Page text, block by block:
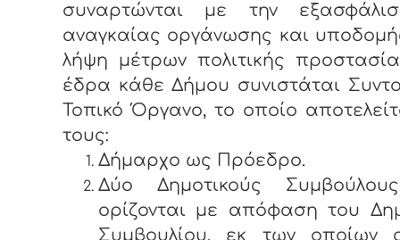
συναρτώνται με την
αναγκαίας οργάνωσης και
λήψη μέτρων πολιτικής
έδρα κάθε Δήμου συνιστάται
Τοπικό Όργανο, το οποίο
τους:
Δήμαρχο ως Πρόεδρο.
Δύο Δημοτικούς
ορίζονται με απόφαση του
Συμβουλίου, εκ των οποίων